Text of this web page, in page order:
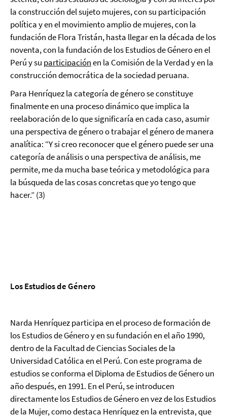
la construcción del sujeto mujeres, con su participación
política y en el movimiento amplio de mujeres, con la
fundación de Flora Tristán, hasta llegar en la década de los
noventa, con la fundación de los Estudios de Género en el
Perú y su participaciónen la Comisión de la Verdad y en la
construcción democrática de la sociedad peruana.
Para Henríquez la categoría de género se constituye
finalmente en una proceso dinámico que implica la
reelaboración de lo que significaría en cada caso, asumir
una perspectiva de género o trabajar el género de manera
analítica: “Y si creo reconocer que el género puede ser una
categoría de análisis o una perspectiva de análisis, me
permite, me da mucha base teórica y metodológica para
la búsqueda de las cosas concretas que yo tengo que
hacer.” (3)
Los Estudios de Género
Narda Henríquez participa en el proceso de formación de
los Estudios de Género y en su fundación en el año 1990,
dentro de la Facultad de Ciencias Sociales de la
Universidad Católica en el Perú. Con este programa de
estudios se conforma el Diploma de Estudios de Género un
año después, en 1991. En el Perú, se introducen
directamente los Estudios de Género en vez de los Estudios
de la Mujer, como destaca Henríquez en la entrevista, que